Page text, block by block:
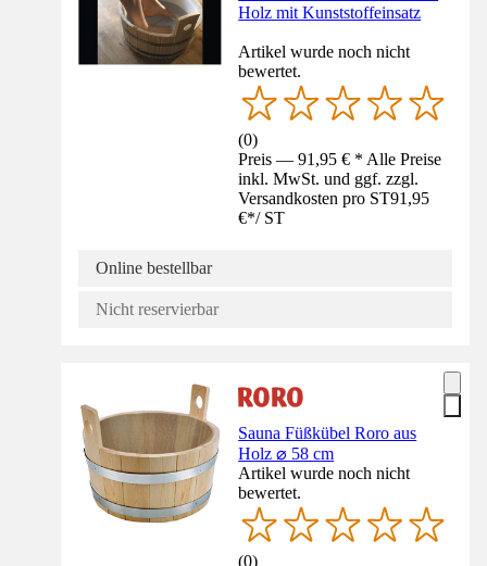
Holz mit Kunststoffeinsatz
Artikel wurde noch nicht
bewertet.
(0)
Preis — 91,95 € * Alle Preise
inkl. MwSt. und ggf. zzgl.
Versandkosten pro ST91,95
€*/ ST
Online bestellbar
Nicht reservierbar
Sauna Füßkübel Roro aus
Holz ⌀ 58 cm
Artikel wurde noch nicht
bewertet.
(0)